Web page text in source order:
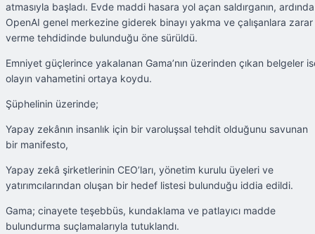
atmasıyla başladı. Evde maddi hasara yol açan saldırganın,
OpenAI genel merkezine giderek binayı yakma ve çalışanlara zarar
verme tehdidinde bulunduğu öne sürüldü.
Emniyet güçlerince yakalanan Gama’nın üzerinden çıkan belgeler
olayın vahametini ortaya koydu.
Şüphelinin üzerinde;
Yapay zekânın insanlık için bir varoluşsal tehdit olduğunu savunan
bir manifesto,
Yapay zekâ şirketlerinin CEO’ları, yönetim kurulu üyeleri ve
yatırımcılarından oluşan bir hedef listesi bulunduğu iddia edildi.
Gama; cinayete teşebbüs, kundaklama ve patlayıcı madde
bulundurma suçlamalarıyla tutuklandı.